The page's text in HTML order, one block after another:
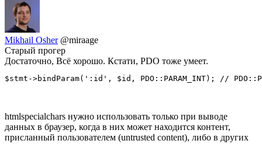
Mikhail Osher @miraage
Старый прогер
Достаточно, Всё хорошо. Кстати, PDO тоже умеет.
$stmt->bindParam(':id', $id, PDO::PARAM_INT); //
htmlspecialchars нужно использовать только при выводе
данных в браузер, когда в них может находится контент,
присланный пользователем (untrusted content), либо в других